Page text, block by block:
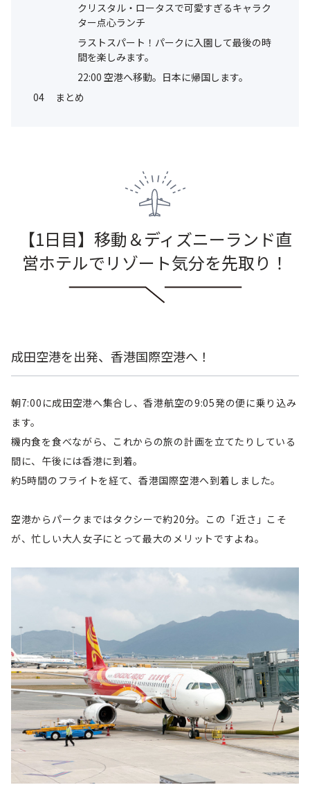
クリスタル・ロータスで可愛すぎるキャラク
ター点心ランチ
ラストスパート！パークに入園して最後の時
間を楽しみます。
22:00 空港へ移動。日本に帰国します。
04
まとめ
【1日目】移動＆ディズニーランド直
営ホテルでリゾート気分を先取り！
成田空港を出発、香港国際空港へ！
朝7:00に成田空港へ集合し、香港航空の9:05発の便に乗り込み
ます。
機内食を食べながら、これからの旅の計画を立てたりしている
間に、午後には香港に到着。
約5時間のフライトを経て、香港国際空港へ到着しました。
空港からパークまではタクシーで約20分。この「近さ」こそ
が、忙しい大人女子にとって最大のメリットですよね。